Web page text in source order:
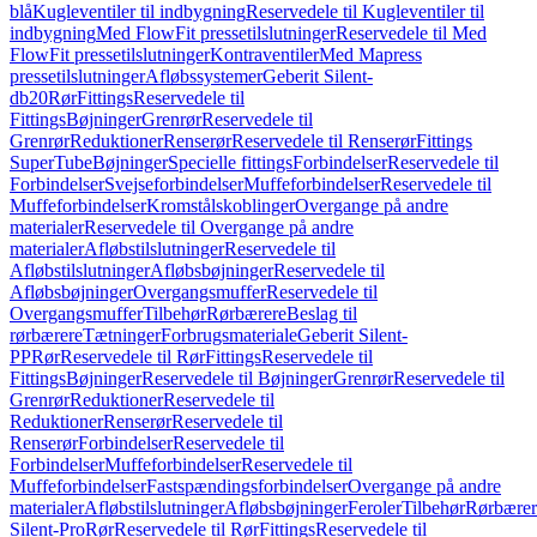
blåKugleventiler til indbygningReservedele til Kugleventiler til
indbygningMed FlowFit pressetilslutningerReservedele til Med
FlowFit pressetilslutningerKontraventilerMed Mapress
pressetilslutningerAfløbssystemerGeberit Silent-
db20RørFittingsReservedele til
FittingsBøjningerGrenrørReservedele til
GrenrørReduktionerRenserørReservedele til RenserørFittings
SuperTubeBøjningerSpecielle fittingsForbindelserReservedele til
ForbindelserSvejseforbindelserMuffeforbindelserReservedele til
MuffeforbindelserKromstålskoblingerOvergange på andre
materialerReservedele til Overgange på andre
materialerAfløbstilslutningerReservedele til
AfløbstilslutningerAfløbsbøjningerReservedele til
AfløbsbøjningerOvergangsmufferReservedele til
OvergangsmufferTilbehørRørbærereBeslag til
rørbærereTætningerForbrugsmaterialeGeberit Silent-
PPRørReservedele til RørFittingsReservedele til
FittingsBøjningerReservedele til BøjningerGrenrørReservedele til
GrenrørReduktionerReservedele til
ReduktionerRenserørReservedele til
RenserørForbindelserReservedele til
ForbindelserMuffeforbindelserReservedele til
MuffeforbindelserFastspændingsforbindelserOvergange på andre
materialerAfløbstilslutningerAfløbsbøjningerFerolerTilbehør
Silent-ProRørReservedele til RørFittingsReservedele til